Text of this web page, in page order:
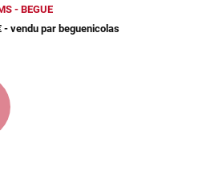
- BEGUE
- vendu par beguenicolas